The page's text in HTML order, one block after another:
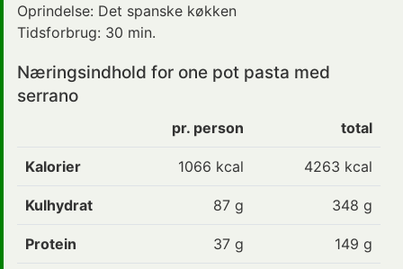
Oprindelse: Det spanske køkken
Tidsforbrug: 30 min.
Næringsindhold for one pot pasta med
serrano
pr. person total
Kalorier 1066 kcal 4263 kcal
Kulhydrat 87 g 348 g
Protein 37 g 149 g